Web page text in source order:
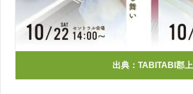
出典： TABITABI郡上